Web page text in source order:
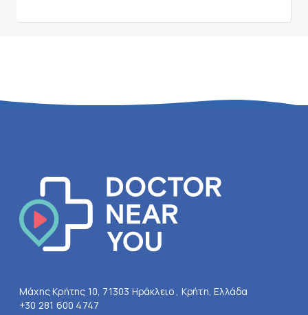
Μάχης Κρήτης 10, 71303 Ηράκλειο , Κρήτη, Ελλάδα
+30 281 600 4747